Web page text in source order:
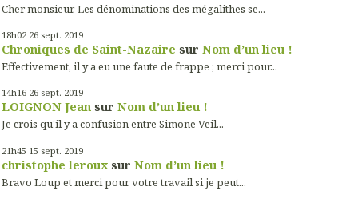
Cher monsieur, Les dénominations des mégalithes se...
18h02 26 sept. 2019
Chroniques de Saint-Nazaire sur Nom d’un lieu !
Effectivement, il y a eu une faute de frappe ; merci pour...
14h16 26 sept. 2019
LOIGNON Jean sur Nom d’un lieu !
Je crois qu'il y a confusion entre Simone Veil...
21h45 15 sept. 2019
christophe leroux sur Nom d’un lieu !
Bravo Loup et merci pour votre travail si je peut...